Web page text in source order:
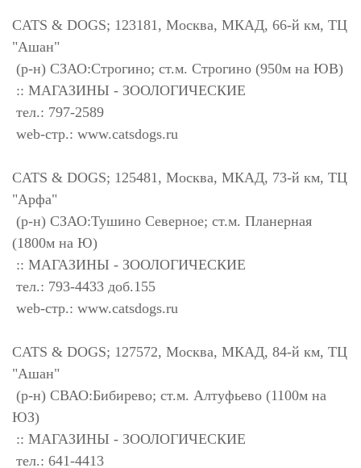
CATS & DOGS; 123181, Москва, МКАД, 66-й км, ТЦ
"Ашан"
(р-н) СЗАО:Строгино; ст.м. Строгино (950м на ЮВ)
:: МАГАЗИНЫ - ЗООЛОГИЧЕСКИЕ
тел.: 797-2589
web-стр.: www.catsdogs.ru
CATS & DOGS; 125481, Москва, МКАД, 73-й км, ТЦ
"Арфа"
(р-н) СЗАО:Тушино Северное; ст.м. Планерная
(1800м на Ю)
:: МАГАЗИНЫ - ЗООЛОГИЧЕСКИЕ
тел.: 793-4433 доб.155
web-стр.: www.catsdogs.ru
CATS & DOGS; 127572, Москва, МКАД, 84-й км, ТЦ
"Ашан"
(р-н) СВАО:Бибирево; ст.м. Алтуфьево (1100м на
ЮЗ)
:: МАГАЗИНЫ - ЗООЛОГИЧЕСКИЕ
тел.: 641-4413